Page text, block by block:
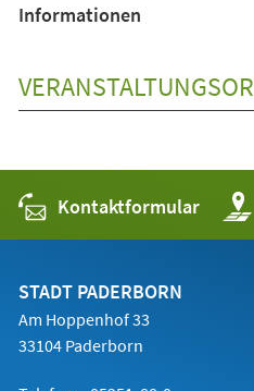
Informationen
Kontaktformular
in
STADT PADERBORN
Am Hoppenhof 33
33104 Paderborn